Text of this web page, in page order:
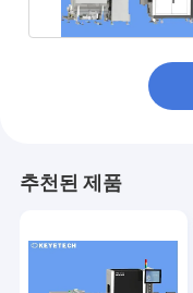
추천된 제품